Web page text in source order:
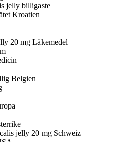
jelly billigaste
Kroatien
20 mg Läkemedel
Belgien
jelly 20 mg Schweiz